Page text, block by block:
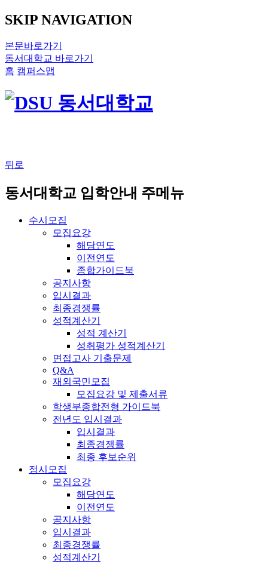
SKIP NAVIGATION
본문바로가기
동서대학교 바로가기
홈 캠퍼스맵
뒤로
동서대학교 입학안내 주메뉴
수시모집
모집요강
해당연도
이전연도
종합가이드북
공지사항
입시결과
최종경쟁률
성적계산기
성적 계산기
성취평가 성적계산기
면접고사 기출문제
Q&A
재외국민모집
모집요강 및 제출서류
학생부종합전형 가이드북
전년도 입시결과
입시결과
최종경쟁률
최종 후보순위
정시모집
모집요강
해당연도
이전연도
공지사항
입시결과
최종경쟁률
성적계산기